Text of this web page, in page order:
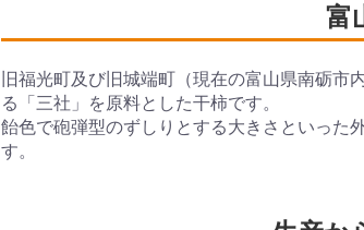
富
旧福光町及び旧城端町（現在の富山県南砺
る「三社」を原料とした干柿です。
飴色で砲弾型のずしりとする大きさといった
す。